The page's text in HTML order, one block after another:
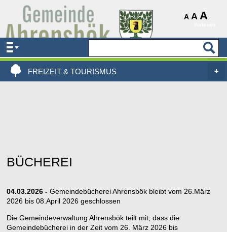
A A A
AKTUELLES & SERVICE
VERWALTUNG & POLITIK
FREIZEIT & TOURISMUS
BÜCHEREI
04.03.2026 -Gemeindebücherei Ahrensbök bleibt vom 26.März
2026 bis 08.April 2026 geschlossen
Die Gemeindeverwaltung Ahrensbök teilt mit, dass die
Gemeindebücherei in der Zeit vom 26. März 2026 bis